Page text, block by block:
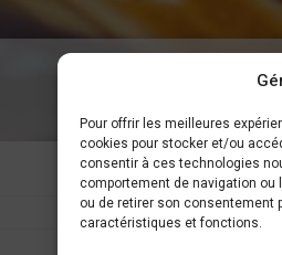
Pour offrir les meilleures
cookies pour stocker et/ou
consentir à ces technologies
comportement de navigation ou
ou de retirer son consentement
caractéristiques et fonctions.
AROUND
Chaussée de
5140 Sombreffe
+32 497 44 26